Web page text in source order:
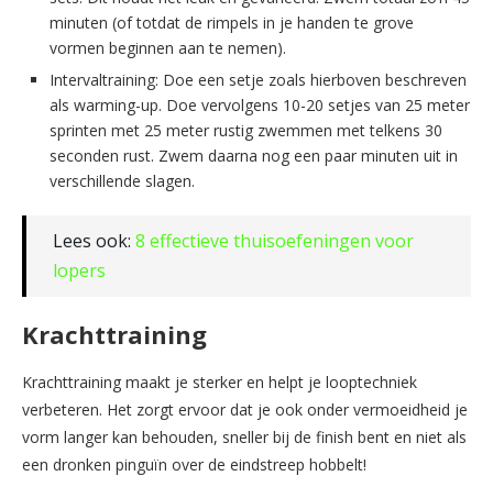
minuten (of totdat de rimpels in je handen te grove
vormen beginnen aan te nemen).
Intervaltraining: Doe een setje zoals hierboven beschreven
als warming-up. Doe vervolgens 10-20 setjes van 25 meter
sprinten met 25 meter rustig zwemmen met telkens 30
seconden rust. Zwem daarna nog een paar minuten uit in
verschillende slagen.
Lees ook: 8 effectieve thuisoefeningen voor
lopers
Krachttraining
Krachttraining maakt je sterker en helpt je looptechniek
verbeteren. Het zorgt ervoor dat je ook onder vermoeidheid je
vorm langer kan behouden, sneller bij de finish bent en niet als
een dronken pinguïn over de eindstreep hobbelt!